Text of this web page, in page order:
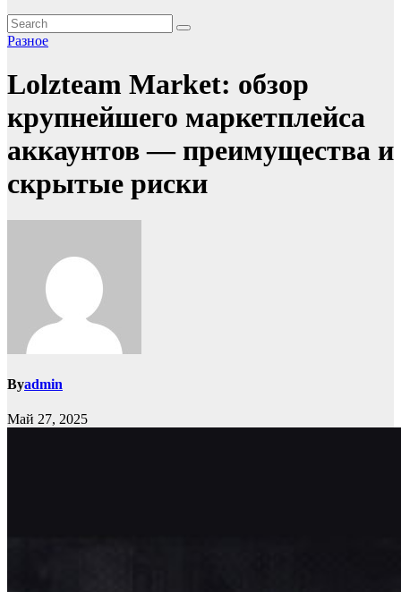
Разное
Lolzteam Market: обзор
крупнейшего маркетплейса
аккаунтов — преимущества и
скрытые риски
Byadmin
Май 27, 2025